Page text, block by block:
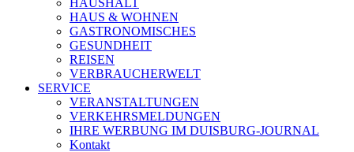
HAUSHALT
HAUS & WOHNEN
GASTRONOMISCHES
GESUNDHEIT
REISEN
VERBRAUCHERWELT
SERVICE
VERANSTALTUNGEN
VERKEHRSMELDUNGEN
IHRE WERBUNG IM DUISBURG-JOURNAL
Kontakt